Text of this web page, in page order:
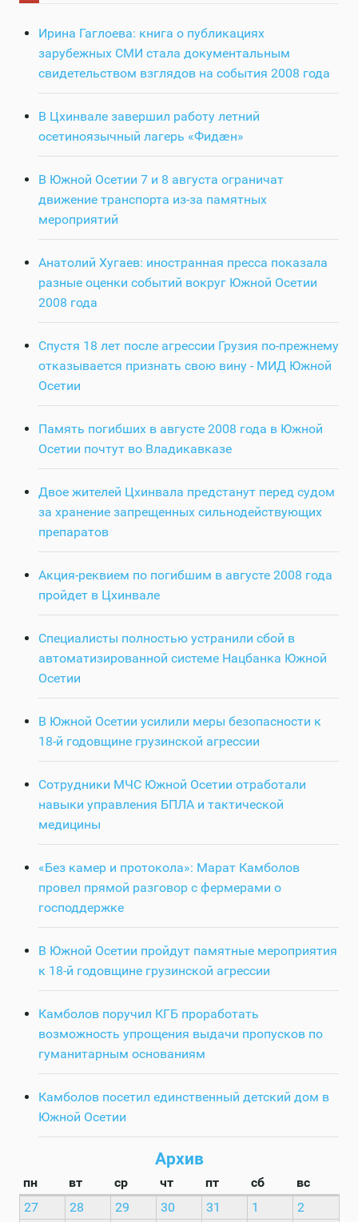
Ирина Гаглоева: книга о публикациях
зарубежных СМИ стала документальным
свидетельством взглядов на события 2008 года
В Цхинвале завершил работу летний
осетиноязычный лагерь «Фидӕн»
В Южной Осетии 7 и 8 августа ограничат
движение транспорта из-за памятных
мероприятий
Анатолий Хугаев: иностранная пресса показала
разные оценки событий вокруг Южной Осетии
2008 года
Спустя 18 лет после агрессии Грузия по-прежнему
отказывается признать свою вину - МИД Южной
Осетии
Память погибших в августе 2008 года в Южной
Осетии почтут во Владикавказе
Двое жителей Цхинвала предстанут перед судом
за хранение запрещенных сильнодействующих
препаратов
Акция-реквием по погибшим в августе 2008 года
пройдет в Цхинвале
Специалисты полностью устранили сбой в
автоматизированной системе Нацбанка Южной
Осетии
В Южной Осетии усилили меры безопасности к
18-й годовщине грузинской агрессии
Сотрудники МЧС Южной Осетии отработали
навыки управления БПЛА и тактической
медицины
«Без камер и протокола»: Марат Камболов
провел прямой разговор с фермерами о
господдержке
В Южной Осетии пройдут памятные мероприятия
к 18-й годовщине грузинской агрессии
Камболов поручил КГБ проработать
возможность упрощения выдачи пропусков по
гуманитарным основаниям
Камболов посетил единственный детский дом в
Южной Осетии
Архив
пн вт ср чт пт сб
вс
27
28 29 30 31 1
2